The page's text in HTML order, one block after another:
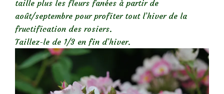
taille plus les fleurs fanées à partir de
août/septembre pour profiter tout l’hiver de la
fructification des rosiers.
Taillez-le de 1/3 en fin d’hiver.